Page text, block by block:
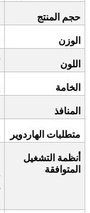
حجم المنتج
الوزن
اللون
الخامة
المنافذ
متطلبات الهاردوير
أنظمة التشغيل
المتوافقة